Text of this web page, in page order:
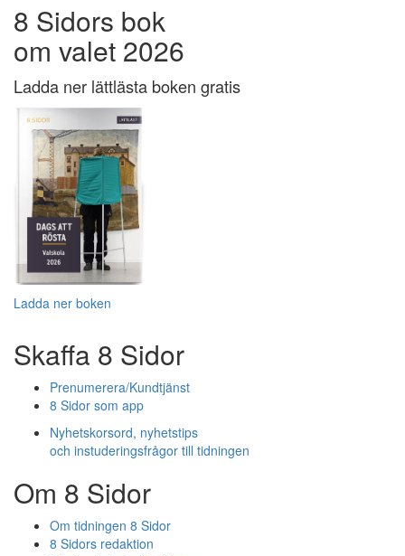
8 Sidors bok
om valet 2026
Ladda ner lättlästa boken gratis
Ladda ner boken
Skaffa 8 Sidor
Prenumerera/Kundtjänst
8 Sidor som app
Nyhetskorsord, nyhetstips
och instuderingsfrågor till tidningen
Om 8 Sidor
Om tidningen 8 Sidor
8 Sidors redaktion